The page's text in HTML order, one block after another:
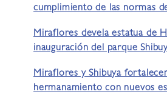
cumplimiento de las normas
Miraflores devela estatua de
inauguración del parque
Miraflores y Shibuya
hermanamiento con nuevos